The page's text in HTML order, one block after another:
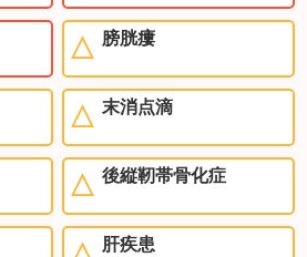
膀胱瘻
末消点滴
後縦靭帯骨化症
肝疾患